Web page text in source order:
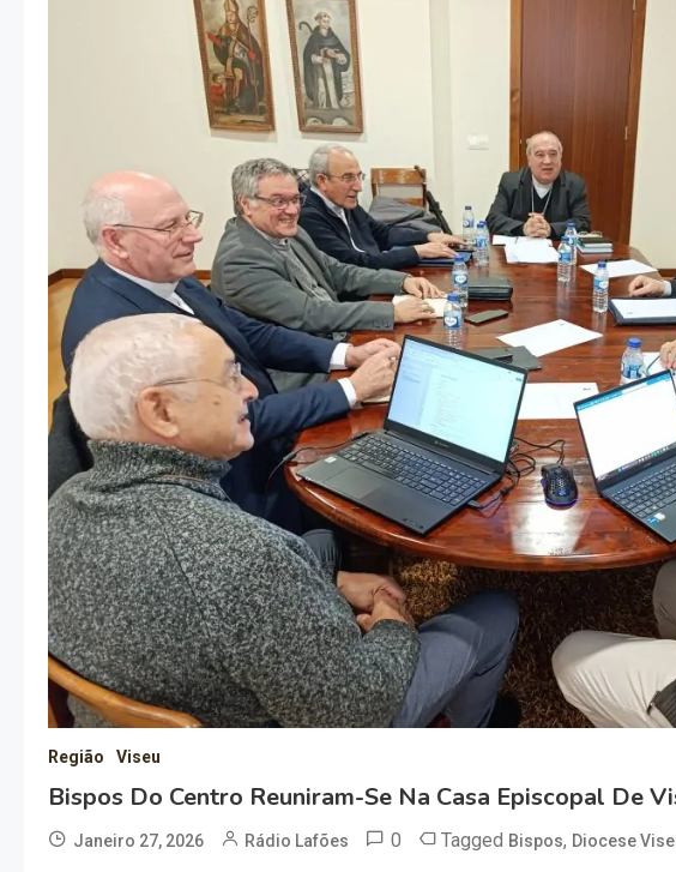
Região Viseu
Bispos Do Centro Reuniram-Se Na Casa Episcopal De
Janeiro 27, 2026 Rádio Lafões 0 Tagged Bispos, Diocese